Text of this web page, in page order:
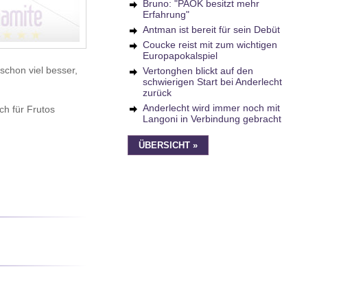
viel besser,
für Frutos
Bruno: "PAOK besitzt mehr
Erfahrung"
Antman ist bereit für sein Debüt
Coucke reist mit zum wichtigen
Europapokalspiel
Vertonghen blickt auf den
schwierigen Start bei Anderlecht
zurück
Anderlecht wird immer noch mit
Langoni in Verbindung gebracht
ÜBERSICHT »